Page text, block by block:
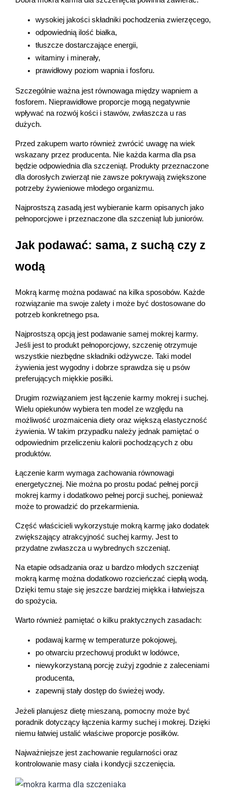
wysokiej jakości składniki pochodzenia zwierzęcego,
odpowiednią ilość białka,
tłuszcze dostarczające energii,
witaminy i minerały,
prawidłowy poziom wapnia i fosforu.
Szczególnie ważna jest równowaga między wapniem a
fosforem. Nieprawidłowe proporcje mogą negatywnie
wpływać na rozwój kości i stawów, zwłaszcza u ras
dużych.
Przed zakupem warto również zwrócić uwagę na wiek
wskazany przez producenta. Nie każda karma dla psa
będzie odpowiednia dla szczeniąt. Produkty przeznaczone
dla dorosłych zwierząt nie zawsze pokrywają zwiększone
potrzeby żywieniowe młodego organizmu.
Najprostszą zasadą jest wybieranie karm opisanych jako
pełnoporcjowe i przeznaczone dla szczeniąt lub juniorów.
Jak podawać: sama, z suchą czy z
wodą
Mokrą karmę można podawać na kilka sposobów. Każde
rozwiązanie ma swoje zalety i może być dostosowane do
potrzeb konkretnego psa.
Najprostszą opcją jest podawanie samej mokrej karmy.
Jeśli jest to produkt pełnoporcjowy, szczenię otrzymuje
wszystkie niezbędne składniki odżywcze. Taki model
żywienia jest wygodny i dobrze sprawdza się u psów
preferujących miękkie posiłki.
Drugim rozwiązaniem jest łączenie karmy mokrej i suchej.
Wielu opiekunów wybiera ten model ze względu na
możliwość urozmaicenia diety oraz większą elastyczność
żywienia. W takim przypadku należy jednak pamiętać o
odpowiednim przeliczeniu kalorii pochodzących z obu
produktów.
Łączenie karm wymaga zachowania równowagi
energetycznej. Nie można po prostu podać pełnej porcji
mokrej karmy i dodatkowo pełnej porcji suchej, ponieważ
może to prowadzić do przekarmienia.
Część właścicieli wykorzystuje mokrą karmę jako dodatek
zwiększający atrakcyjność suchej karmy. Jest to
przydatne zwłaszcza u wybrednych szczeniąt.
Na etapie odsadzania oraz u bardzo młodych szczeniąt
mokrą karmę można dodatkowo rozcieńczać ciepłą wodą.
Dzięki temu staje się jeszcze bardziej miękka i łatwiejsza
do spożycia.
Warto również pamiętać o kilku praktycznych zasadach:
podawaj karmę w temperaturze pokojowej,
po otwarciu przechowuj produkt w lodówce,
niewykorzystaną porcję zużyj zgodnie z zaleceniami
producenta,
zapewnij stały dostęp do świeżej wody.
Jeżeli planujesz dietę mieszaną, pomocny może być
poradnik dotyczący łączenia karmy suchej i mokrej. Dzięki
niemu łatwiej ustalić właściwe proporcje posiłków.
Najważniejsze jest zachowanie regularności oraz
kontrolowanie masy ciała i kondycji szczenięcia.